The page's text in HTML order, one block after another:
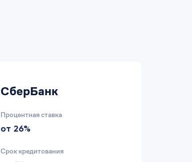
СберБанк
Процентная ставка
от 26%
Срок кредитования